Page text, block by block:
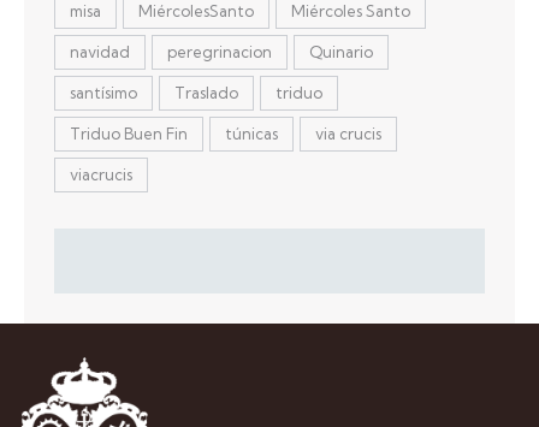
misa MiércolesSanto Miércoles Santo
navidad peregrinacion Quinario
santísimo Traslado triduo
Triduo Buen Fin túnicas via crucis
viacrucis